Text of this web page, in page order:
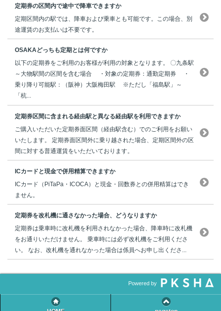
定期券の区間内で途中で降車できますか
定期区間内の駅では、降車および乗車とも可能です。この場合、別
途運賃のお支払いは不要です。
OSAKAどっちも定期とは何ですか
以下の定期券をご利用のお客様が利用の対象となります。 〇九条駅
～大物駅間の区間を含む場合 ・対象の定期券：通勤定期券 ・
乗り降り可能駅：（阪神）大阪梅田駅 ※ただし「福島駅」～
「杭...
定期券区間に含まれる経由駅と異なる経由駅を利用できますか
ご購入いただいた定期券面区間（経由駅含む）でのご利用をお願い
いたします。 定期券面区間外に乗り越された場合、定期区間外の区
間に対する普通運賃をいただいております。
ICカードと現金で併用精算できますか
ICカード（PiTaPa・ICOCA）と現金・回数券との併用精算はでき
ません。
定期券を改札機に通さなかった場合、どうなりますか
定期券は乗車時に改札機を利用されなかった場合、降車時に改札機
をお通りいただけません。 乗車時には必ず改札機をご利用くださ
い。 なお、改札機を通れなかった場合は係員へお申し出くださ...
Powered by